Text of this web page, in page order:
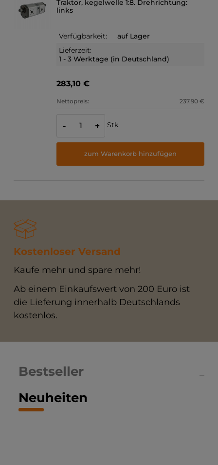
Traktor, kegelwelle 1:8. Drehrichtung:
links
Verfügbarkeit:
auf Lager
Lieferzeit:
1 - 3 Werktage (in Deutschland)
283,10 €
Nettopreis: 237,90 €
- + Stk.
zum Warenkorb hinzufügen
Kostenloser Versand
Kaufe mehr und spare mehr!
Ab einem Einkaufswert von 200 Euro ist
die Lieferung innerhalb Deutschlands
kostenlos.
Neuheiten
Bestseller